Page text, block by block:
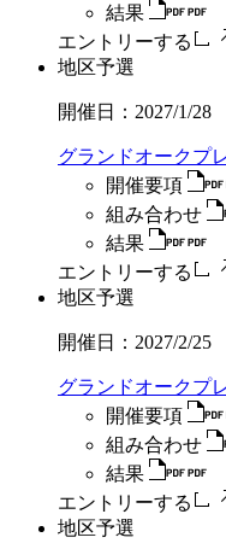
結果
エントリーする
地区予選
開催日： 2027/1/28
グランドオークプ
開催要項
組み合わせ
結果
エントリーする
地区予選
開催日： 2027/2/25
グランドオークプ
開催要項
組み合わせ
結果
エントリーする
地区予選